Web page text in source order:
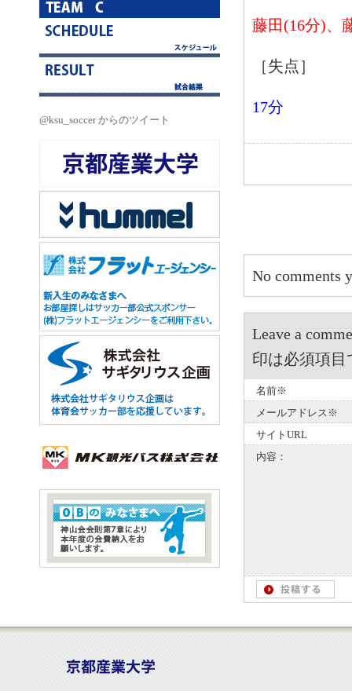
@ksu_soccer からのツイート
藤田(16分)、
［失点］
17分
No comments
Leave a
印は必須項目
名前※
メールアドレス※
サイトURL
内容：